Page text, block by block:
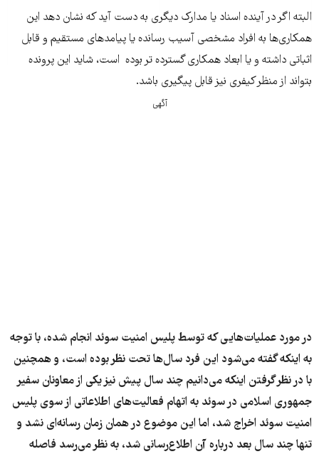
البته اگر در آینده اسناد یا مدارک دیگری به دست آید که نشان دهد این
همکاری‌ها به افراد مشخصی آسیب رسانده یا پیامدهای مستقیم و قابل
اثباتی داشته و یا ابعاد همکاری گسترده تر بوده است، شاید این پرونده
‌بتواند از منظر کیفری نیز قابل پیگیری باشد.
آگهی
در مورد عملیات‌هایی که توسط پلیس امنیت سوئد انجام شده، با توجه
به اینکه گفته می‌شود این فرد سال‌ها تحت نظر بوده است، و همچنین
با در نظر گرفتن اینکه می‌دانیم چند سال پیش نیز یکی از معاونان سفیر
جمهوری اسلامی در سوئد به اتهام فعالیت‌های اطلاعاتی از سوی پلیس
امنیت سوئد اخراج شد، اما این موضوع در همان زمان رسانه‌ای نشد و
تنها چند سال بعد درباره آن اطلاع‌رسانی شد، به نظر می‌رسد فاصله